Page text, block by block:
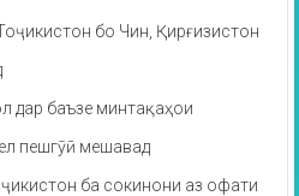
бо Чин, Қирғизистон
дар баъзе минтақаҳои
пешгӯӣ мешавад
ба сокинони аз офати